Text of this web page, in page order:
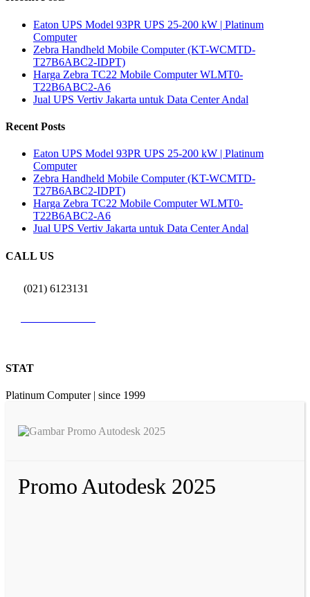
Eaton UPS Model 93PR UPS 25-200 kW | Platinum
Computer
Zebra Handheld Mobile Computer (KT-WCMTD-
T27B6ABC2-IDPT)
Harga Zebra TC22 Mobile Computer WLMT0-
T22B6ABC2-A6
Jual UPS Vertiv Jakarta untuk Data Center Andal
Recent Posts
Eaton UPS Model 93PR UPS 25-200 kW | Platinum
Computer
Zebra Handheld Mobile Computer (KT-WCMTD-
T27B6ABC2-IDPT)
Harga Zebra TC22 Mobile Computer WLMT0-
T22B6ABC2-A6
Jual UPS Vertiv Jakarta untuk Data Center Andal
CALL US
(021) 6123131
STAT
Platinum Computer | since 1999
Promo Autodesk 2025